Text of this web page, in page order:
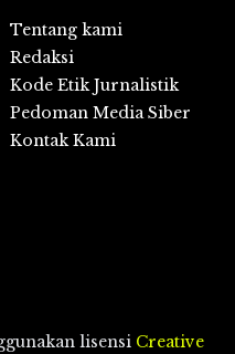
Tentang kami
Redaksi
Kode Etik Jurnalistik
Pedoman Media Siber
Kontak Kami
lisensi Creative